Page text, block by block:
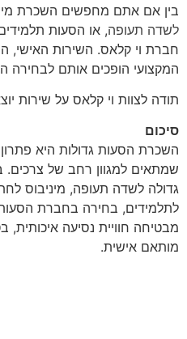
בין אם אתם מחפשים השכרת
לשדה תעופה, או הסעות
חברת וי קלאס. השירות האישי,
המקצועי הופכים אותם לבחירה
תודה לצוות וי קלאס על שירות
סיכום
השכרת הסעות גדולות היא
שמתאים למגוון רחב של
גדולה לשדה תעופה, מיניבוס
לתלמידים, בחירה בחברת
מבטיחה חוויית נסיעה איכותית,
מותאם אישית.